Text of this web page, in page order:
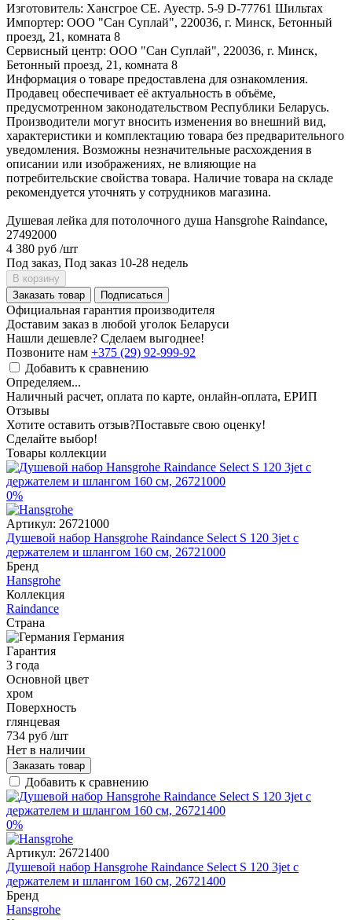
Изготовитель: Хансгрое СЕ. Ауестр. 5-9 D-77761 Шильтах
Импортер: ООО "Сан Суплай", 220036, г. Минск, Бетонный
проезд, 21, комната 8
Сервисный центр: ООО "Сан Суплай", 220036, г. Минск,
Бетонный проезд, 21, комната 8
Информация о товаре предоставлена для ознакомления.
Продавец обеспечивает её актуальность в объёме,
предусмотренном законодательством Республики Беларусь.
Производители могут вносить изменения во внешний вид,
характеристики и комплектацию товара без предварительного
уведомления. Возможны незначительные расхождения в
описании или изображениях, не влияющие на
потребительские свойства товара. Наличие товара на складе
рекомендуется уточнять у сотрудников магазина.
Душевая лейка для потолочного душа Hansgrohe Raindance,
27492000
4 380 руб /шт
Под заказ, Под заказ 10-28 недель
В корзину
Заказать товар
Подписаться
Официальная гарантия производителя
Доставим заказ в любой уголок Беларуси
Нашли дешевле? Сделаем выгоднее!
Позвоните нам +375 (29) 92-999-92
Добавить к сравнению
Определяем...
Наличный расчет, оплата по карте, онлайн-оплата, ЕРИП
Отзывы
Хотите оставить отзыв?Поставьте свою оценку!
Сделайте выбор!
Товары коллекции
0%
Артикул: 26721000
Душевой набор Hansgrohe Raindance Select S 120 3jet с
держателем и шлангом 160 см, 26721000
Бренд
Hansgrohe
Коллекция
Raindance
Страна
Германия
Гарантия
3 года
Основной цвет
хром
Поверхность
глянцевая
734 руб /шт
Нет в наличии
Заказать товар
Добавить к сравнению
0%
Артикул: 26721400
Душевой набор Hansgrohe Raindance Select S 120 3jet с
держателем и шлангом 160 см, 26721400
Бренд
Hansgrohe